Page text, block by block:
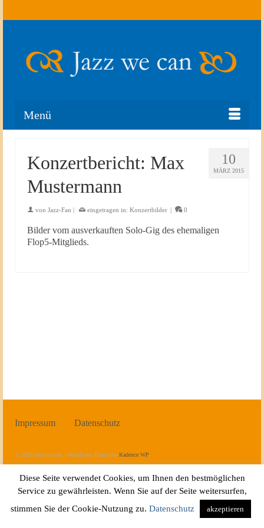
nach:
Menü
10
MÄRZ 2015
Konzertbericht: Max
Mustermann
von Jazz-Fan | eingetragen in: Konzertbilder | 0
Bilder vom ausverkauften Solo-Gig des ehemaligen
Flop5-Mitglieds.
Impressum Datenschutz
© 2026 Jazz we can - WordPress Theme by Kadence WP
Diese Seite verwendet Cookies, um Ihnen den bestmöglichen
Service zu gewährleisten. Wenn Sie auf der Seite weitersurfen,
stimmen Sie der Cookie-Nutzung zu. Datenschutz akzeptieren